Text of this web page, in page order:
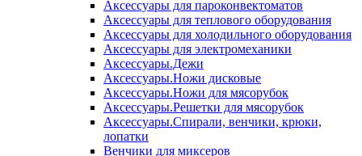
Аксессуары для пароконвектоматов
Аксессуары для теплового оборудования
Аксессуары для холодильного оборудования
Аксессуары для электромеханики
Аксессуары.Дежи
Аксессуары.Ножи дисковые
Аксессуары.Ножи для мясорубок
Аксессуары.Решетки для мясорубок
Аксессуары.Спирали, венчики, крюки,
лопатки
Венчики для миксеров